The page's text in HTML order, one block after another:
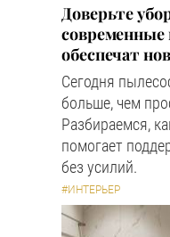
Доверьте
обеспечат
Сегодня
больше, чем
Разбираемся,
помогает
без усилий.
#ИНТЕРЬЕР